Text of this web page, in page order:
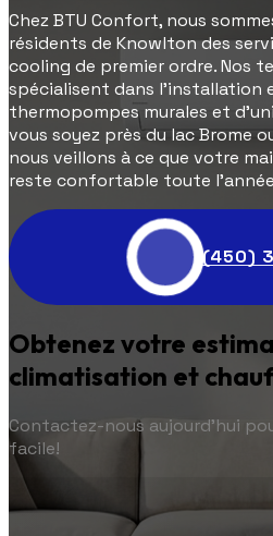
Chez BTU Confort, nous
résidents de Knowlton des
cooling de premier ordre. Nos
spécialisent dans l'installation
thermopompes murales et
vous soyez près du lac Brome
nous veillons à ce que votre
reste confortable toute
(450)
Obtenez votre
climatisation et
Contactez-nous aujourd'hui
facile!